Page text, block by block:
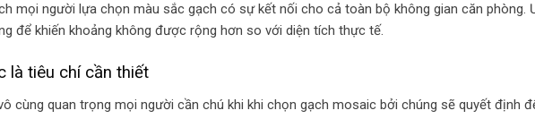
mọi người lựa chọn màu sắc gạch có sự kết nối cho cả toàn bộ không gian căn phòng.
để khiến khoảng không được rộng hơn so với diện tích thực tế.
là tiêu chí cần thiết
cùng quan trọng mọi người cần chú khi khi chọn gạch mosaic bởi chúng sẽ quyết định